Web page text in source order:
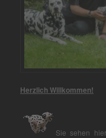
Herzlich Willkommen!
Sie sehen